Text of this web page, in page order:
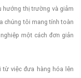
hướng thị trường và giảm
chúng tôi mang tính toàn
một cách đơn giản
từ việc đưa hàng hóa lên